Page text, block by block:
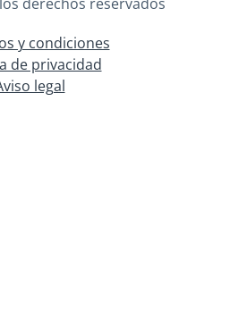
y condiciones
de privacidad
legal